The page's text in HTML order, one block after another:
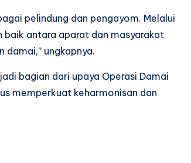
pelindung dan pengayom. Melalui
baik antara aparat dan masyarakat
ungkapnya.
bagian dari upaya Operasi Damai
memperkuat keharmonisan dan